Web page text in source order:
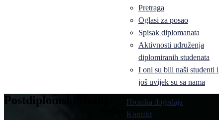
Pretraga
Oglasi za posao
Spisak diplomanata
Aktivnosti udruženja
diplomiranih studenata
I oni su bili naši studenti i
još uvijek su sa nama
Hronika događaja
Kontakt
Postdiplomski studij